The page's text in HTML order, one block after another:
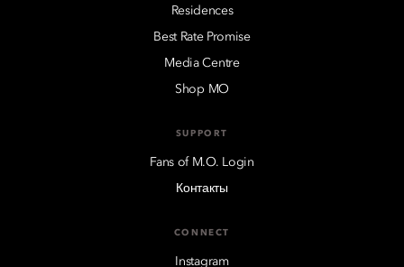
Residences
Best Rate Promise
Media Centre
Shop MO
SUPPORT
Fans of M.O. Login
Контакты
CONNECT
Instagram